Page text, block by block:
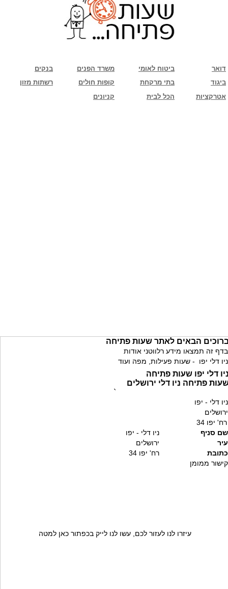
בנקים משרד הפנים ביטוח לאומי
דואר
רשתות מזון
קופות חולים בתי מרקחת
ביגוד
קניונים
הכל לבית אטרקציות
הבאים לאתר שעות פתיחה
בדף זה תמצאו מידע רלווטני אודות
ניו דלי יפו - שעות פעילות, מפה ועוד
דלי יפו שעות פתיחה
פתיחה ניו דלי ירושלים
`
ניו דלי - יפו
ירושלים
רח' יפו 34
שם סניף
ניו דלי - יפו
עיר
ירושלים
כתובת
רח' יפו 34
קישור ממומן
עיזרו לנו לעזור לכם, עשו לנו לייק בכפתור כאן למטה